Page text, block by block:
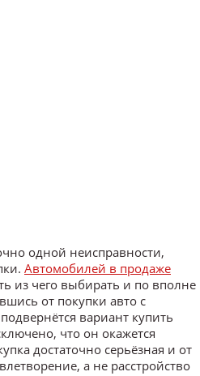
одной неисправности,
Автомобилей в продаже
из чего выбирать и по вполне
от покупки авто с
вариант купить
что он окажется
достаточно серьёзная и от
а не расстройство